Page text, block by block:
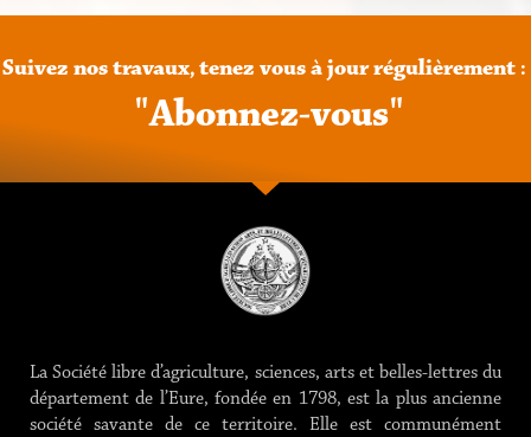
Suivez nos travaux, tenez vous à jour régulièrement :
"Abonnez-vous"
La Société libre d’agriculture, sciences, arts et belles-lettres du
département de l’Eure, fondée en 1798, est la plus ancienne
société savante de ce territoire. Elle est communément